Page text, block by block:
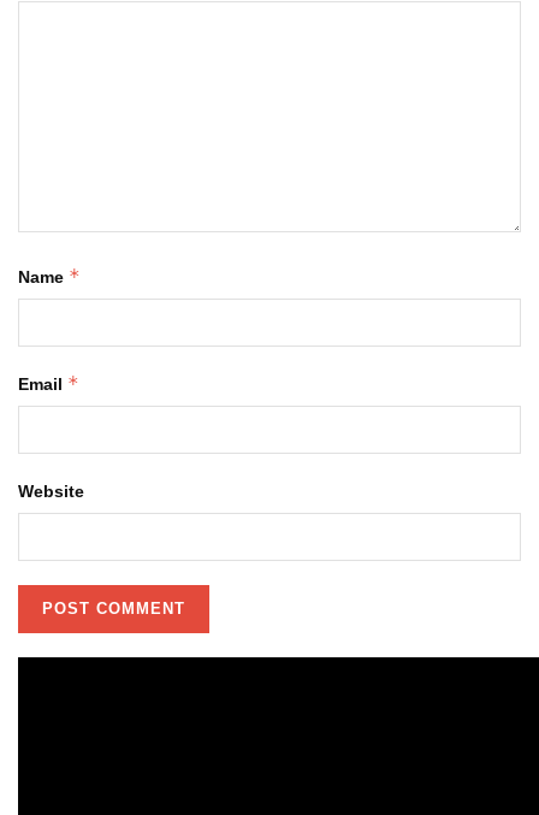
Name *
Email *
Website